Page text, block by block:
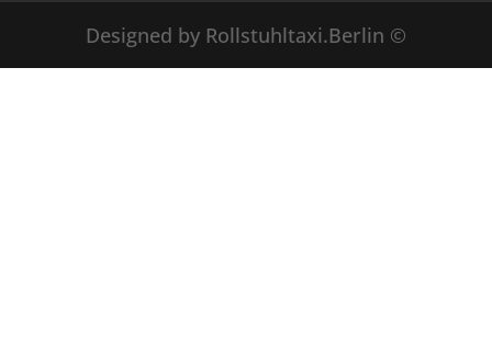
Designed by Rollstuhltaxi.Berlin ©